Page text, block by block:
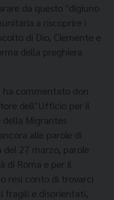
da questo ‘digiuno
a riscoprire i
di Dio, Clemente e
della preghiera
ha commentato don
dell’Ufficio per il
Migrantes
alle parole di
del 27 marzo, parole
di Roma e per il
resi conto di trovarci
fragili e disorientati,